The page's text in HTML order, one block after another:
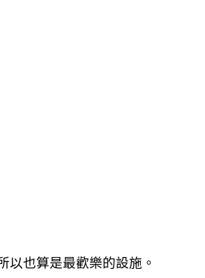
以也算是最歡樂的設施。